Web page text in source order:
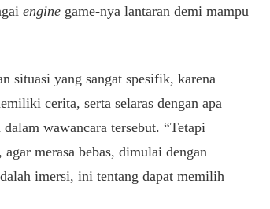
engine game-nya lantaran demi mampu
situasi yang sangat spesifik, karena
cerita, serta selaras dengan apa
wawancara tersebut. “Tetapi
merasa bebas, dimulai dengan
imersi, ini tentang dapat memilih